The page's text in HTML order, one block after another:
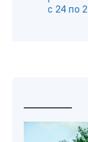
с 24 по